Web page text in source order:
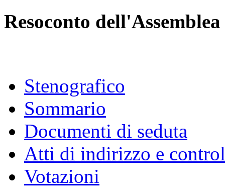
Resoconto dell'Assemblea
Stenografico
Sommario
Documenti di seduta
Atti di indirizzo e
Votazioni